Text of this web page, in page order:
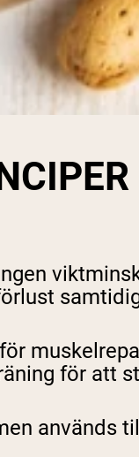
för att
används
Language: